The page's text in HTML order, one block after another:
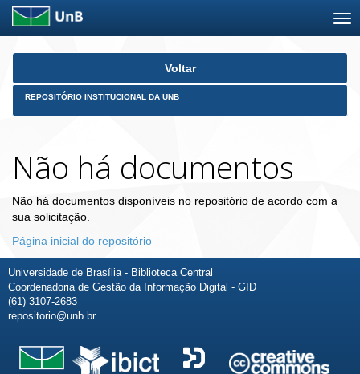
Skip
Voltar
REPOSITÓRIO INSTITUCIONAL DA UNB
Não há documentos
Não há documentos disponíveis no repositório de acordo com a
sua solicitação.
Página inicial do repositório
Universidade de Brasília - Biblioteca Central
Coordenadoria de Gestão da Informação Digital - GID
(61) 3107-2683
repositorio@unb.br